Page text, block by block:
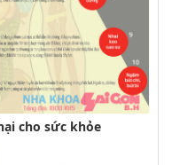
cho sức khỏe